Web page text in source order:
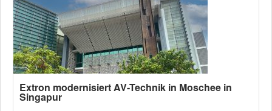
Extron modernisiert AV-Technik in Moschee in
Singapur